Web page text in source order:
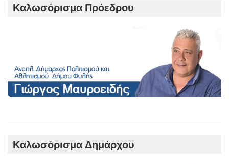
Καλωσόρισμα Πρόεδρου
Καλωσόρισμα Δημάρχου